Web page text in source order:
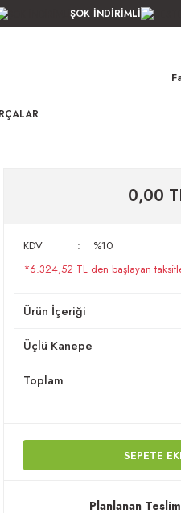
ŞOK İNDİRİMLİ
0,00
KDV
%10
*6.324,52 TL den başlayan
Ürün İçeriği
Üçlü Kanepe
Toplam
SEPETE
Planlanan